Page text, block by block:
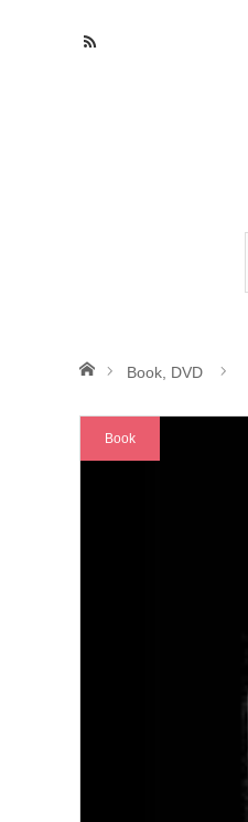
ホームBook DVD
Book